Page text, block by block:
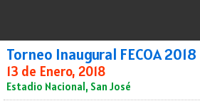
Torneo Inaugural FECOA 2018
13 de Enero, 2018
Estadio Nacional, San José